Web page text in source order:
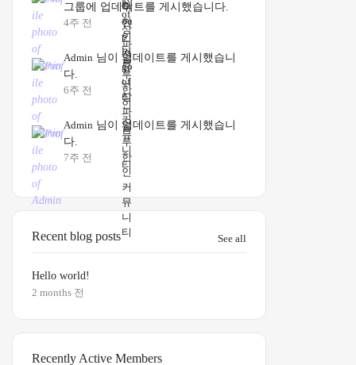
그룹에 업데이트를 게시했습니다.
4주 전
Admin 님이 업데이트를 게시했습니
다.
6주 전
Admin 님이 업데이트를 게시했습니
다.
7주 전
Recent blog posts See all
Hello world!
2 months 전
Recently Active Members